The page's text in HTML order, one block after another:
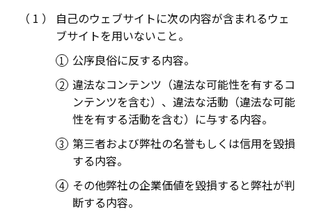
自己のウェブサイトに次の内容が含まれるウェ
ブサイトを用いないこと。
公序良俗に反する内容。
違法なコンテンツ（違法な可能性を有するコ
ンテンツを含む）、違法な活動（違法な可能
性を有する活動を含む）に与する内容。
第三者および弊社の名誉もしくは信用を毀損
する内容。
その他弊社の企業価値を毀損すると弊社が判
断する内容。